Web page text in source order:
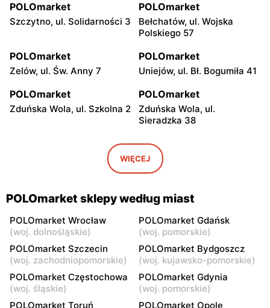
POLOmarket
Szczytno, ul. Solidarności 3
POLOmarket
Bełchatów, ul. Wojska
Polskiego 57
POLOmarket
Zelów, ul. Św. Anny 7
POLOmarket
Uniejów, ul. Bł. Bogumiła 41
POLOmarket
Zduńska Wola, ul. Szkolna 2
POLOmarket
Zduńska Wola, ul.
Sieradzka 38
POLOmarket
Czernikowo, ul. Mikołaja
Reja 22
POLOmarket
Koło, ul. Niezłomnych 12
POLOmarket
Koło, ul. Blizna 26
POLOmarket
Kurzętnik, ul. Henryka
Sienkiewicza 3
POLOmarket
Kleszczów, ul. Grzybowa 1
POLOmarket
Golub-Dobrzyń, ul. Stefana
POLOmarket
Lubawa, ul. Poznańska 13
WIĘCEJ
POLOmarket sklepy według miast
POLOmarket Wrocław
(woj. dolnośląskie)
POLOmarket Gdańsk
(woj. pomorskie)
POLOmarket Szczecin
(woj. zachodniopomorskie)
POLOmarket Bydgoszcz
(woj. kujawsko-pomorskie)
POLOmarket Częstochowa
(woj. śląskie)
POLOmarket Gdynia
(woj. pomorskie)
POLOmarket Toruń
POLOmarket Opole